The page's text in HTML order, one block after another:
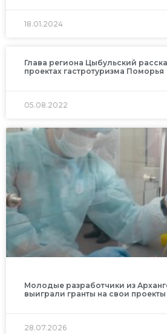
18.01.2024
Глава региона Цыбульский
проектах гастротуризма Поморья
05.08.2022
Молодые разработчики из
выиграли гранты на свои проекты
28.07.2026